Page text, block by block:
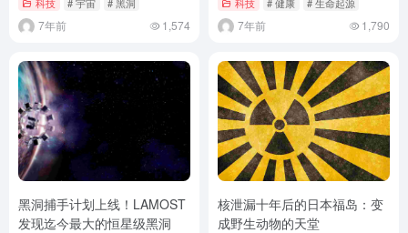
7年前 1,574 7年前 1,790
黑洞捕手计划上线！LAMOST
发现迄今最大的恒星级黑洞
核泄漏十年后的日本福岛：变
成野生动物的天堂